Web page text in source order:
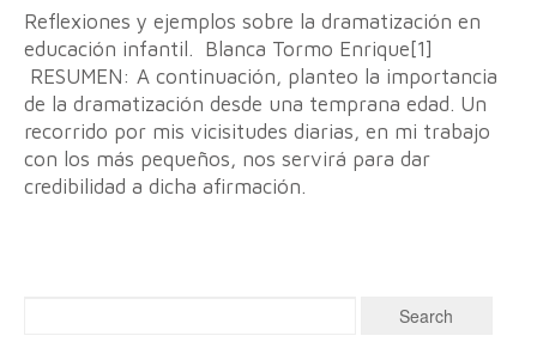
Reflexiones y ejemplos sobre la dramatización en
educación infantil. Blanca Tormo Enrique[1]
RESUMEN: A continuación, planteo la importancia
de la dramatización desde una temprana edad. Un
recorrido por mis vicisitudes diarias, en mi trabajo
con los más pequeños, nos servirá para dar
credibilidad a dicha afirmación.